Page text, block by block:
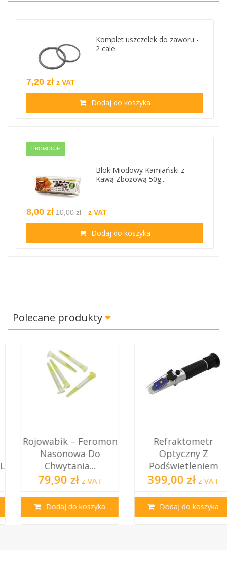
Komplet uszczelek do zaworu -
2 cale
7,20 zł z VAT
Dodaj do koszyka
PROMOCJE
Blok Miodowy Kamiański z
Kawą Zbożową 50g...
8,00 zł 10,00 zł z VAT
Dodaj do koszyka
Polecane produkty
Rojowabik – Feromon
Nasonowa Do
Chwytania...
79,90 zł z VAT
Dodaj do koszyka
Refraktometr
Optyczny Z
Podświetleniem
399,00 zł z VAT
Dodaj do koszyka